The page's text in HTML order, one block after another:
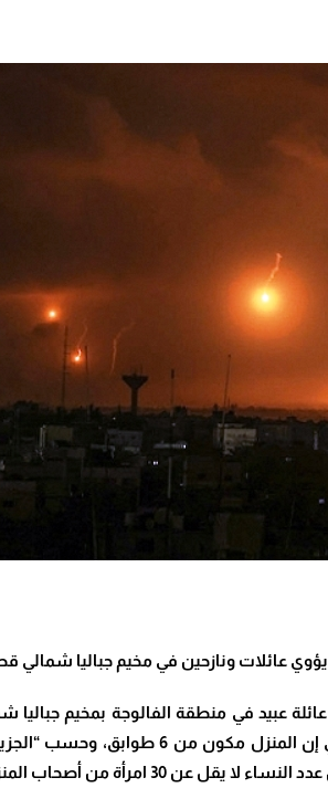
عبيد في منطقة الفالوجة بمخيم جباليا
وقال مصدر طبي إن المنزل